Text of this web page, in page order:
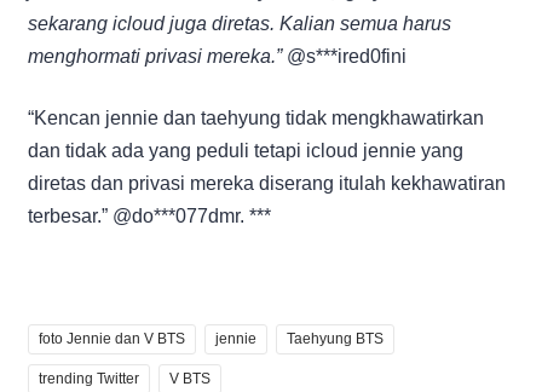
sekarang icloud juga diretas. Kalian semua harus
menghormati privasi mereka.” @s***ired0fini
“Kencan jennie dan taehyung tidak mengkhawatirkan
dan tidak ada yang peduli tetapi icloud jennie yang
diretas dan privasi mereka diserang itulah kekhawatiran
terbesar.” @do***077dmr. ***
foto Jennie dan V BTS jennie Taehyung BTS
trending Twitter V BTS